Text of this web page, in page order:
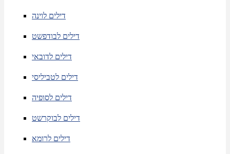
דילים לוינה
דילים לבודפשט
דילים לדובאי
דילים לטביליסי
דילים לסופיה
דילים לבוקרשט
דילים לרומא